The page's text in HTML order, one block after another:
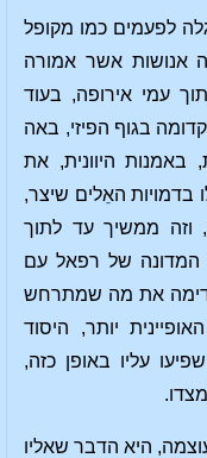
לפעמים כמו מקופל
אנושות אשר אמורה
עמי אירופה, בעוד
בגוף הפיזי, באה
באמנות היוונית, את
בדמויות האֵלים שיצר,
וזה ממשיך עד לתוך
המדונה של רפאל עם
את מה שמתרחש
יותר, היסוד
עליו באופן כזה,
היא הדבר שאליו